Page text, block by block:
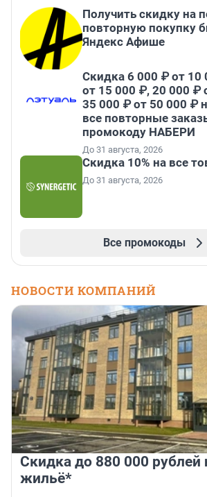
Получить скидку на
повторную покупку
Яндекс Афише
Скидка 6 000 ₽ от 10
от 15 000 ₽, 20 000 ₽
35 000 ₽ от 50 000 ₽
все повторные
промокоду НАБЕРИ
До 31 августа, 2026
Скидка 10% на все
До 31 августа, 2026
Все промокоды
НОВОСТИ КОМПАНИЙ
Скидка до 880 000 рублей
жильё*